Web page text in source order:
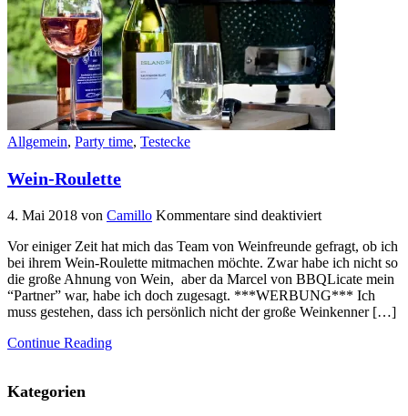
Allgemein, Party time, Testecke
Wein-Roulette
4. Mai 2018 von Camillo Kommentare sind deaktiviert
Vor einiger Zeit hat mich das Team von Weinfreunde gefragt, ob ich
bei ihrem Wein-Roulette mitmachen möchte. Zwar habe ich nicht so
die große Ahnung von Wein, aber da Marcel von BBQLicate mein
“Partner” war, habe ich doch zugesagt. ***WERBUNG*** Ich
muss gestehen, dass ich persönlich nicht der große Weinkenner […]
Continue Reading
Kategorien